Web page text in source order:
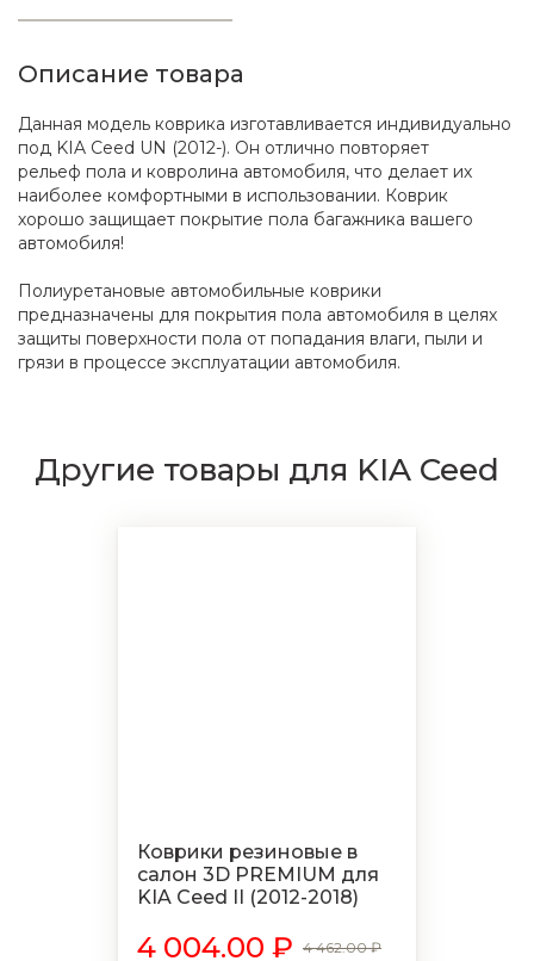
Описание товара
Данная модель коврика изготавливается индивидуально
под KIA Ceed UN (2012-). Он отлично повторяет
рельеф пола и ковролина автомобиля, что делает их
наиболее комфортными в использовании. Коврик
хорошо защищает покрытие пола багажника вашего
автомобиля!
Полиуретановые автомобильные коврики
предназначены для покрытия пола автомобиля в целях
защиты поверхности пола от попадания влаги, пыли и
грязи в процессе эксплуатации автомобиля.
Другие товары для KIA Ceed
Коврики резиновые в
салон 3D PREMIUM для
KIA Ceed II (2012-2018)
4 004.00 ₽ 4 462.00 ₽